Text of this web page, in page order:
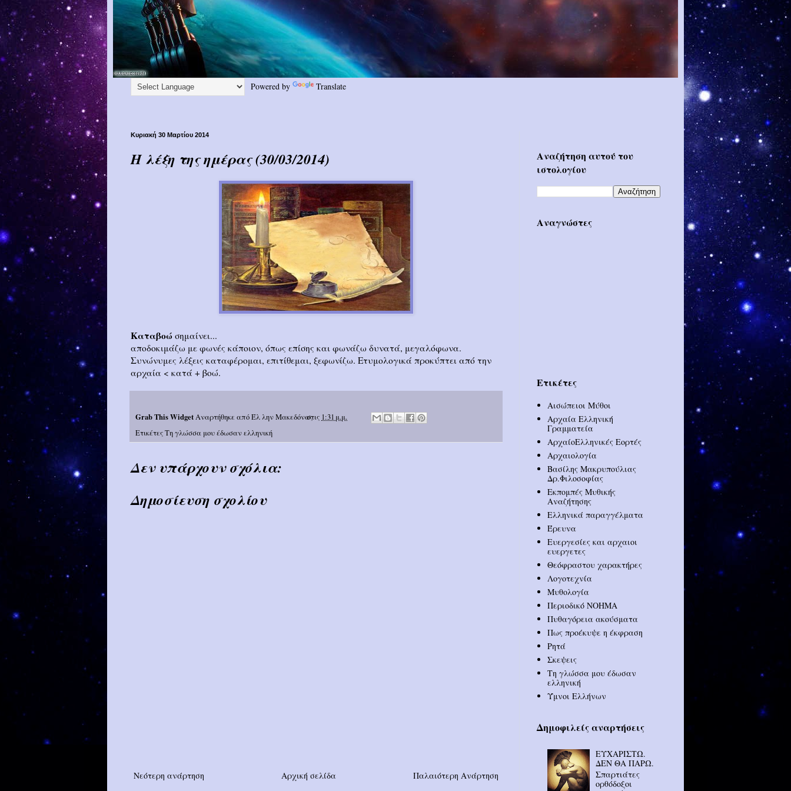
Powered by Translate
Κυριακή 30 Μαρτίου 2014
Η λέξη της ημέρας (30/03/2014)
Kαταβοώ σημαίνει...
αποδοκιμάζω με φωνές κάποιον, όπως επίσης και φωνάζω δυνατά, μεγαλόφωνα.
Συνώνυμες λέξεις καταφέρομαι, επιτίθεμαι, ξεφωνίζω. Ετυμολογικά προκύπτει από την
αρχαία < κατά + βοώ.
Grab This WidgetΑναρτήθηκε απόΈλ λην Μακεδόναςστις 1:31 μ.μ.
ΕτικέτεςΤη γλώσσα μου έδωσαν ελληνική
Δεν υπάρχουν σχόλια:
Δημοσίευση σχολίου
Νεότερη ανάρτηση Παλαιότερη Ανάρτηση
Αρχική σελίδα
Αναζήτηση αυτού του
ιστολογίου
Αναγνώστες
Ετικέτες
Αισώπειοι Μύθοι
Αρχαία Ελληνική
Γραμματεία
ΑρχαίοΕλληνικές Εορτές
Αρχαιολογία
Βασίλης Μακρυπούλιας
Δρ.Φιλοσοφίας
Εκπομπές Μυθικής
Αναζήτησης
Ελληνικά παραγγέλματα
Έρευνα
Ευεργεσίες και αρχαιοι
ευεργετες
Θεόφραστου χαρακτήρες
Λογοτεχνία
Μυθολογία
Περιοδικό ΝΟΗΜΑ
Πυθαγόρεια ακούσματα
Πως προέκυψε η έκφραση
Ρητά
Σκεψεις
Τη γλώσσα μου έδωσαν
ελληνική
Ύμνοι Ελλήνων
Δημοφιλείς αναρτήσεις
ΕΥΧΑΡΙΣΤΩ.
ΔΕΝ ΘΑ ΠΑΡΩ.
Σπαρτιάτες
ορθόδοξοι